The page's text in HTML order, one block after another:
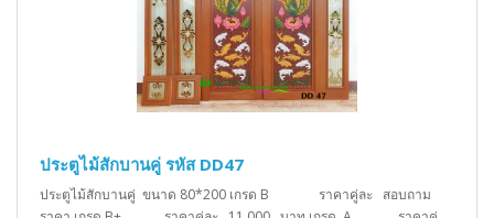
ประตูไม้สักบานคู่ รหัส DD47
ประตูไม้สักบานคู่ ขนาด 80*200 เกรด B ราคาคู่ละ สอบถาม